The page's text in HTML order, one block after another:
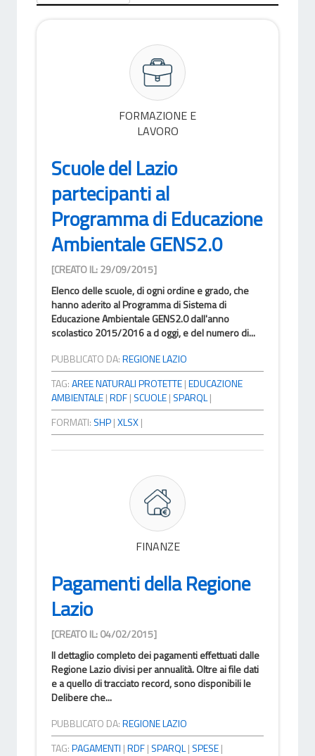
FORMAZIONE E
LAVORO
Scuole del Lazio
partecipanti al
Programma di Educazione
Ambientale GENS2.0
[CREATO IL: 29/09/2015]
Elenco delle scuole, di ogni ordine e grado, che
hanno aderito al Programma di Sistema di
Educazione Ambientale GENS2.0 dall'anno
scolastico 2015/2016 a d oggi, e del numero di...
PUBBLICATO DA:REGIONE LAZIO
TAG:AREE NATURALI PROTETTE|EDUCAZIONE
AMBIENTALE|RDF| SCUOLE| SPARQL|
FORMATI: SHP|XLSX|
FINANZE
Pagamenti della Regione
Lazio
[CREATO IL: 04/02/2015]
Il dettaglio completo dei pagamenti effettuati dalle
Regione Lazio divisi per annualità. Oltre ai file dati
e a quello di tracciato record, sono disponibili le
Delibere che...
PUBBLICATO DA:REGIONE LAZIO
TAG:PAGAMENTI |RDF| SPARQL| SPESE|